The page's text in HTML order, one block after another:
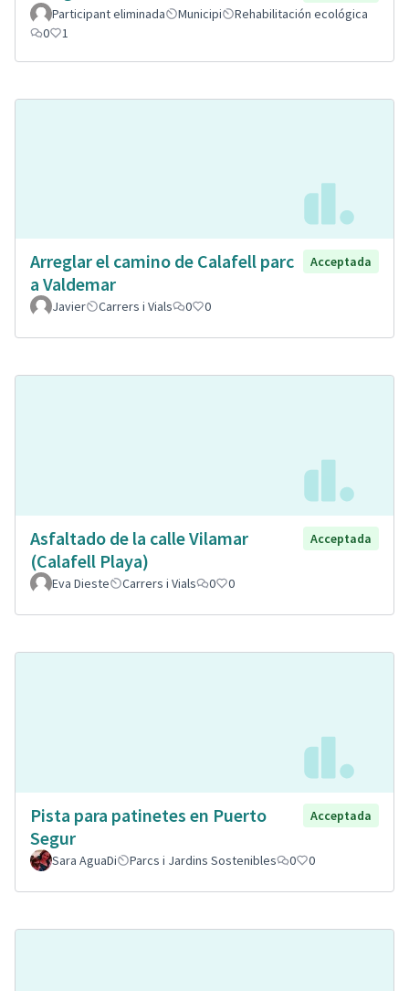
Participant eliminada
Municipi
Rehabilitación ecológica
0
1
Arreglar el camino de Calafell parc
a Valdemar
Acceptada
Javier Carrers i Vials 0 0
Asfaltado de la calle Vilamar
(Calafell Playa)
Acceptada
Eva Dieste Carrers i Vials 0 0
Pista para patinetes en Puerto
Segur
Acceptada
Sara AguaDi Parcs i Jardins Sostenibles 0 0